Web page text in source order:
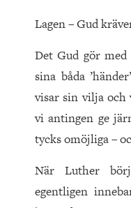
Lagen – Gud
Det Gud gör
sina båda
visar sin vilja och
vi antingen ge
tycks omöjliga –
När Luther
egentligen